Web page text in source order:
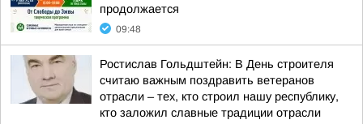
продолжается
09:48
Ростислав Гольдштейн: В День строителя
считаю важным поздравить ветеранов
отрасли – тех, кто строил нашу республику,
кто заложил славные традиции отрасли